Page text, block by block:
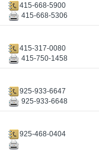
415-668-5900
415-668-5306
415-317-0080
415-750-1458
925-933-6647
925-933-6648
925-468-0404